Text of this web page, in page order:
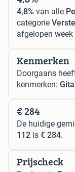
4,8% van alle
categorie
afgelopen
Kenmerken
Doorgaans
kenmerken:
€ 284
De huidige
112 is € 284.
Prijscheck